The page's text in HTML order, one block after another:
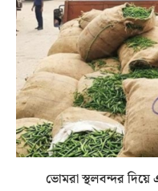
ভোমরা স্থলবন্দর দিয়ে